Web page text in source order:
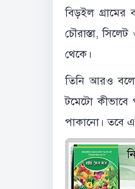
বিড়ইল গ্রামের
চৌরাস্তা,
থেকে।
তিনি আরও
টমেটো
পাকানো। তবে